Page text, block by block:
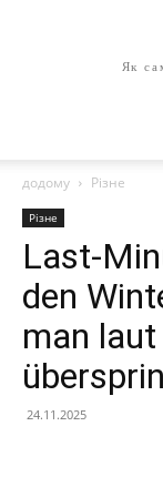
Як
додому Різне
Різне
Last-
den
man
24.11.2025